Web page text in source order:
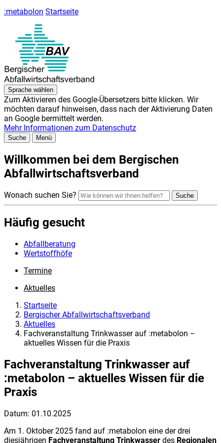
:metabolon Startseite
Sprache wählen
Zum Aktivieren des Google-Übersetzers bitte klicken. Wir
möchten darauf hinweisen, dass nach der Aktivierung Daten
an Google bermittelt werden.
Mehr Informationen zum Datenschutz
Suche Menü
Willkommen bei dem Bergischen
Abfallwirtschaftsverband
Wonach suchen Sie? Suche
Häufig gesucht
Abfallberatung
Wertstoffhöfe
Termine
Aktuelles
Startseite
Bergischer Abfallwirtschaftsverband
Aktuelles
Fachveranstaltung Trinkwasser auf :metabolon –
aktuelles Wissen für die Praxis
Fachveranstaltung Trinkwasser auf
:metabolon – aktuelles Wissen für die
Praxis
Datum: 01.10.2025
Am 1. Oktober 2025 fand auf :metabolon eine der drei
diesjährigen Fachveranstaltung Trinkwasser des Regionalen